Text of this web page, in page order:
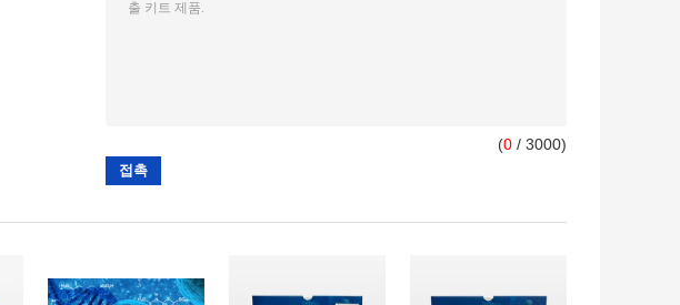
(0 / 3000)